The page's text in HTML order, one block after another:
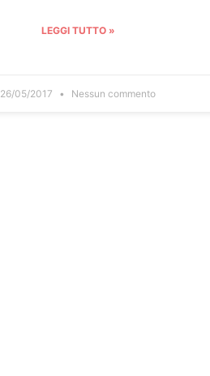
LEGGI TUTTO »
26/05/2017 Nessun commento